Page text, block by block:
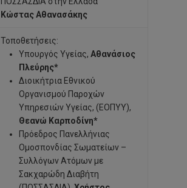
Κώστας Αθανασάκης
Τοποθετήσεις:
Υπουργός Υγείας, Αθανάσιος
Πλεύρης*
Διοικήτρια Εθνικού
Οργανισμού Παροχών
Υπηρεσιών Υγείας, (ΕΟΠΥΥ),
Θεανώ Καρποδίνη*
Πρόεδρος Πανελλήνιας
Ομοσπονδίας Σωματείων –
Συλλόγων Ατόμων με
Σακχαρώδη Διαβήτη